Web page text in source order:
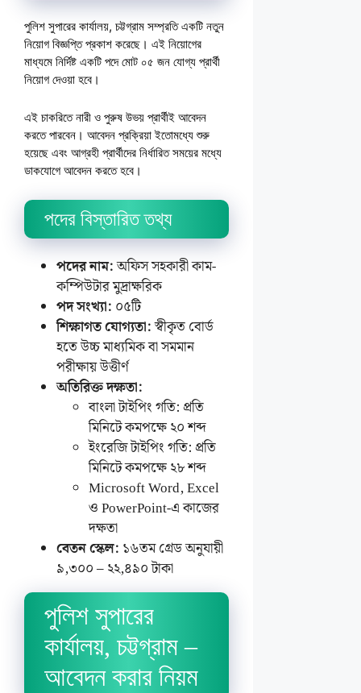
পুলিশ সুপারের কার্যালয়, চট্টগ্রাম সম্প্রতি একটি নতুন
নিয়োগ বিজ্ঞপ্তি প্রকাশ করেছে। এই নিয়োগের
মাধ্যমে নির্দিষ্ট একটি পদে মোট ০৫ জন যোগ্য প্রার্থী
নিয়োগ দেওয়া হবে।
এই চাকরিতে নারী ও পুরুষ উভয় প্রার্থীই আবেদন
করতে পারবেন। আবেদন প্রক্রিয়া ইতোমধ্যে শুরু
হয়েছে এবং আগ্রহী প্রার্থীদের নির্ধারিত সময়ের মধ্যে
ডাকযোগে আবেদন করতে হবে।
পদের বিস্তারিত তথ্য
পদের নাম:অফিস সহকারী কাম-
কম্পিউটার মুদ্রাক্ষরিক
পদ সংখ্যা: ০৫টি
শিক্ষাগত যোগ্যতা:স্বীকৃত বোর্ড
হতে উচ্চ মাধ্যমিক বা সমমান
পরীক্ষায় উত্তীর্ণ
অতিরিক্ত দক্ষতা:
বাংলা টাইপিং গতি: প্রতি
মিনিটে কমপক্ষে ২০ শব্দ
ইংরেজি টাইপিং গতি: প্রতি
মিনিটে কমপক্ষে ২৮ শব্দ
Microsoft Word, Excel
ও PowerPoint-এ কাজের
দক্ষতা
বেতন স্কেল: ১৬তম গ্রেড অনুযায়ী
৯,৩০০ – ২২,৪৯০ টাকা
পুলিশ সুপারের
কার্যালয়, চট্টগ্রাম –
আবেদন করার নিয়ম